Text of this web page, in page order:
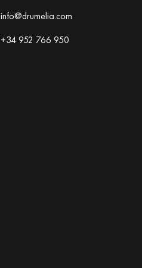
info@drumelia.com
+34 952 766 950